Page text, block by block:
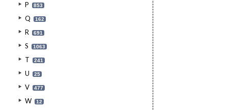
P 853
Q 162
R 691
S 1063
T 241
U 25
V 477
W 12